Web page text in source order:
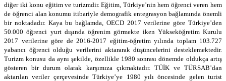
diğer iki konu eğitim ve turizmdir. Eğitim, Türkiye’nin hem öğrenci veren hem
de öğrenci alan konumu itibariyle demografik entegrasyon bağlamında önemli
bir noktadadır. Kaya bu bağlamda, OECD 2017 verilerine göre Türkiye’den
50.000 öğrenci yurt dışında öğrenim görmekte iken Yükseköğretim Kurulu
2017 verilerine göre de 2016-2017 eğitim-öğretim yılında toplam 103.727
yabancı öğrenci olduğu verilerini aktararak düşüncelerini desteklemektedir.
Turizm konusu da aynı şekilde, özellikle 1980 sonrası dönemde oldukça artış
gösteren bir durum olarak karşımıza çıkmaktadır. TÜİK ve TÜRSAB’dan
aktarılan veriler çerçevesinde Türkiye’ye 1980 yılı öncesinde gelen turist